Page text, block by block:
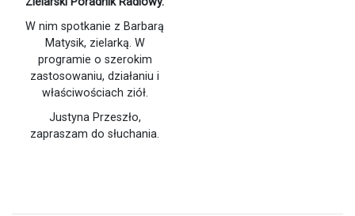
W nim spotkanie z Barbarą
Matysik, zielarką. W
programie o szerokim
zastosowaniu, działaniu i
właściwościach ziół.
Justyna Przeszło,
zapraszam do słuchania.